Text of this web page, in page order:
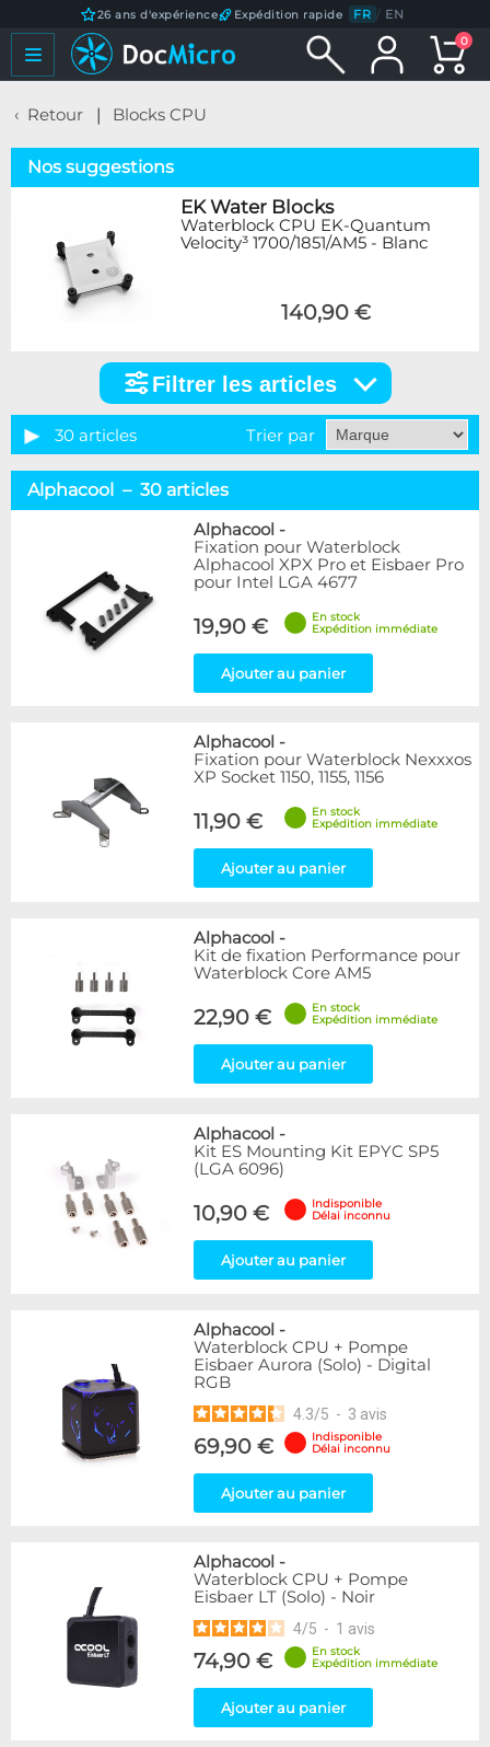
26 ans d'expérience Expédition rapide FR / EN
0
Retour Blocks CPU
Nos suggestions
EK Water Blocks
Waterblock CPU EK-Quantum
Velocity³ 1700/1851/AM5 - Blanc
140,90 €
articles
Catégorie
Socket AMD64
2
6
Socket 1366
3
Sockets 115x & 12x
Socket 2011
11
Socket 2066
21
2
Alphacool
BARROW
6
EK Water Blocks
3
13
2
1
Disponibilité / Promotions
Articles en stock
Filtrer les articles
30 articles Trier par
Alphacool – 30 articles
Alphacool -
Fixation pour Waterblock
Alphacool XPX Pro et Eisbaer Pro
pour Intel LGA 4677
19,90 €
En stock
Expédition immédiate
Ajouter au panier
Alphacool -
Fixation pour Waterblock Nexxxos
XP Socket 1150, 1155, 1156
11,90 €
En stock
Expédition immédiate
Ajouter au panier
Alphacool -
Kit de fixation Performance pour
Waterblock Core AM5
22,90 €
En stock
Expédition immédiate
Ajouter au panier
Alphacool -
Kit ES Mounting Kit EPYC SP5
(LGA 6096)
10,90 €
Indisponible
Délai inconnu
Ajouter au panier
Alphacool -
Waterblock CPU + Pompe
Eisbaer Aurora (Solo) - Digital
RGB
4.3/5 - 3 avis
69,90 €
Indisponible
Délai inconnu
Ajouter au panier
Alphacool -
Waterblock CPU + Pompe
Eisbaer LT (Solo) - Noir
4/5 - 1 avis
74,90 €
En stock
Expédition immédiate
Ajouter au panier